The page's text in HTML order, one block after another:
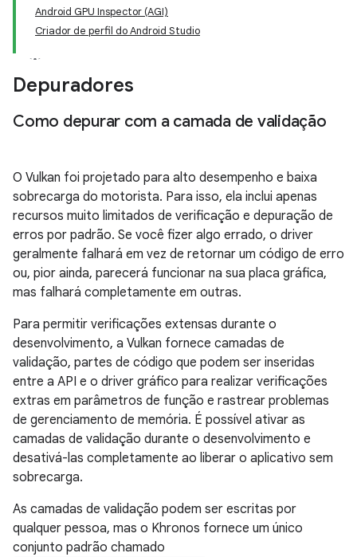
Android GPU Inspector (AGI)
Criador de perfil do Android Studio
Depuradores
Como depurar com a camada de validação
O Vulkan foi projetado para alto desempenho e baixa
sobrecarga do motorista. Para isso, ela inclui apenas
recursos muito limitados de verificação e depuração de
erros por padrão. Se você fizer algo errado, o driver
geralmente falhará em vez de retornar um código de erro
ou, pior ainda, parecerá funcionar na sua placa gráfica,
mas falhará completamente em outras.
Para permitir verificações extensas durante o
desenvolvimento, a Vulkan fornece camadas de
validação, partes de código que podem ser inseridas
entre a API e o driver gráfico para realizar verificações
extras em parâmetros de função e rastrear problemas
de gerenciamento de memória. É possível ativar as
camadas de validação durante o desenvolvimento e
desativá-las completamente ao liberar o aplicativo sem
sobrecarga.
As camadas de validação podem ser escritas por
qualquer pessoa, mas o Khronos fornece um único
conjunto padrão chamado